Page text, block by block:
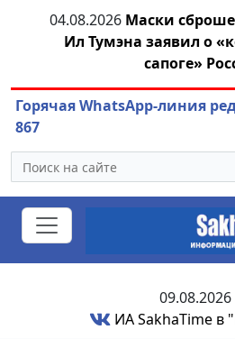
04.08.2026 Маски
Ил Тумэна заявил о
сапоге»
Горячая WhatsApp-линия
867
09.08.2026
ИА SakhaTime в